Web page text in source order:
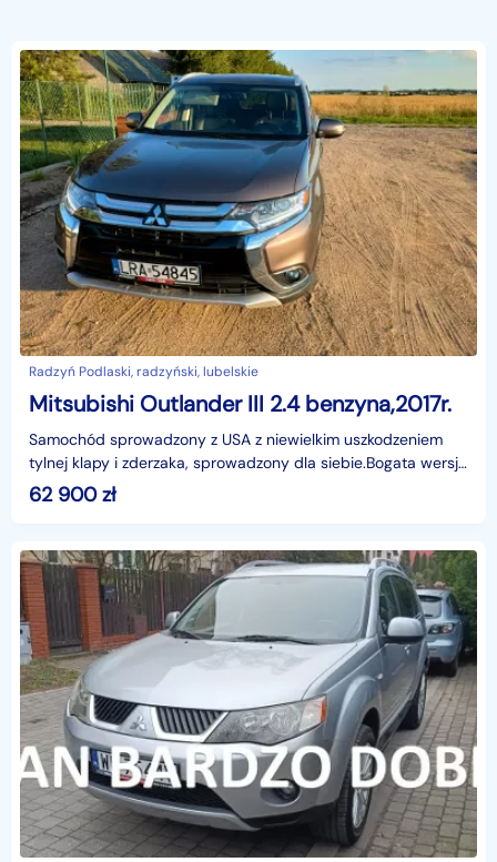
Radzyń Podlaski, radzyński, lubelskie
Mitsubishi Outlander III 2.4 benzyna,2017r.
Samochód sprowadzony z USA z niewielkim uszkodzeniem
tylnej klapy i zderzaka, sprowadzony dla siebie.Bogata wersja
wyposażenia. Konwersję w Polsce zrobiła firma
62 900zł